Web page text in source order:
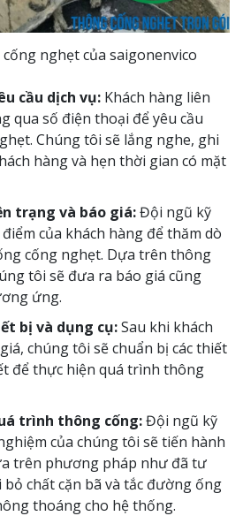
nghẹt của saigonenvico
cầu dịch vụ: Khách hàng liên
qua số điện thoại để yêu cầu
Chúng tôi sẽ lắng nghe, ghi
hàng và hẹn thời gian có mặt
trạng và báo giá:Đội ngũ kỹ
của khách hàng để thăm dò
cống nghẹt. Dựa trên thông
tôi sẽ đưa ra báo giá cũng
ứng.
bị và dụng cụ:Sau khi khách
chúng tôi sẽ chuẩn bị các thiết
để thực hiện quá trình thông
trình thông cống:Đội ngũ kỹ
của chúng tôi sẽ tiến hành
trên phương pháp như đã tư
bỏ chất cặn bã và tắc đường ống
thoáng cho hệ thống.